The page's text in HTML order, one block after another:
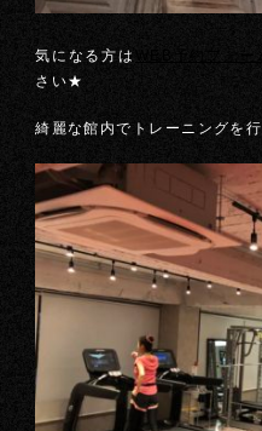
気になる方は WEB予約フォー
さい★
綺麗な館内でトレーニングを